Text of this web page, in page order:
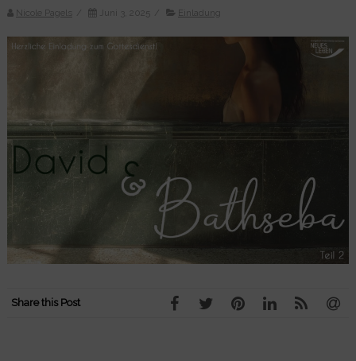
Nicole Pagels Juni 3, 2025 Einladung
Share this Post